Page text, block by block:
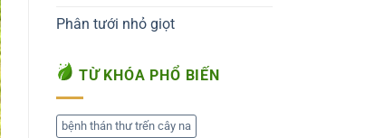
Phân tưới nhỏ giọt
TỪ KHÓA PHỔ BIẾN
bệnh thán thư trến cây na